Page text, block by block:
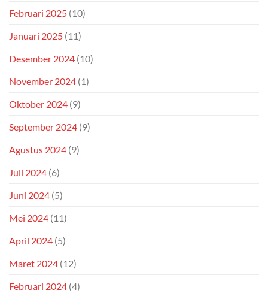
Februari 2025 (10)
Januari 2025 (11)
Desember 2024 (10)
November 2024 (1)
Oktober 2024 (9)
September 2024 (9)
Agustus 2024 (9)
Juli 2024 (6)
Juni 2024 (5)
Mei 2024 (11)
April 2024 (5)
Maret 2024 (12)
Februari 2024 (4)